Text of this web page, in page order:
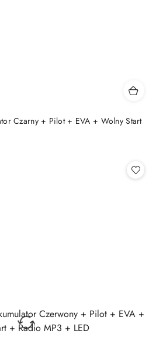
Czarny + Pilot + EVA + Wolny Start